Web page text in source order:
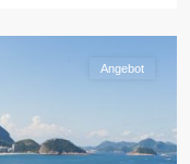
Angebot